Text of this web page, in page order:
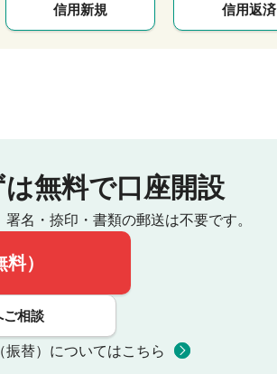
信用新規 信用返済
は無料で口座開設
署名・捺印・書類の郵送は不要です。
）
ご相談
振替）についてはこちら